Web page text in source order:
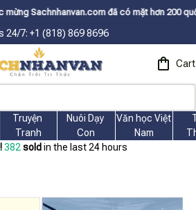
đã có mặt hơn 200 quốc gia như
24/7: +1 (818) 869 8696
Cart
Truyện
Tranh
Nuôi Dạy
Con
Văn học Việt
Nam
382 sold in the last 24 hours